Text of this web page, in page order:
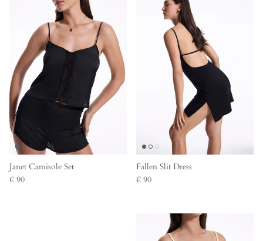
Janet Camisole Set
€ 90
Fallen Slit Dress
€ 90